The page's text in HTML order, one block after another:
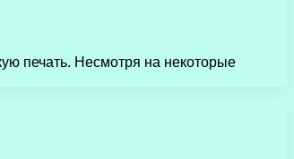
печать. Несмотря на некоторые